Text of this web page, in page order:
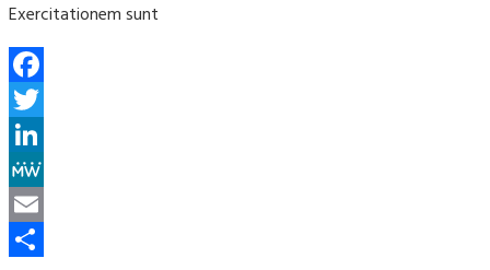
Exercitationem sunt
Facebook
Twitter
LinkedIn
MeWe
Email